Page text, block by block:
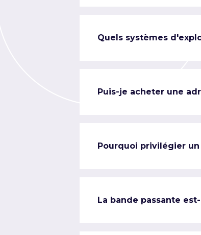
Quels systèmes
Puis-je acheter une
Pourquoi privilégier
La bande passante